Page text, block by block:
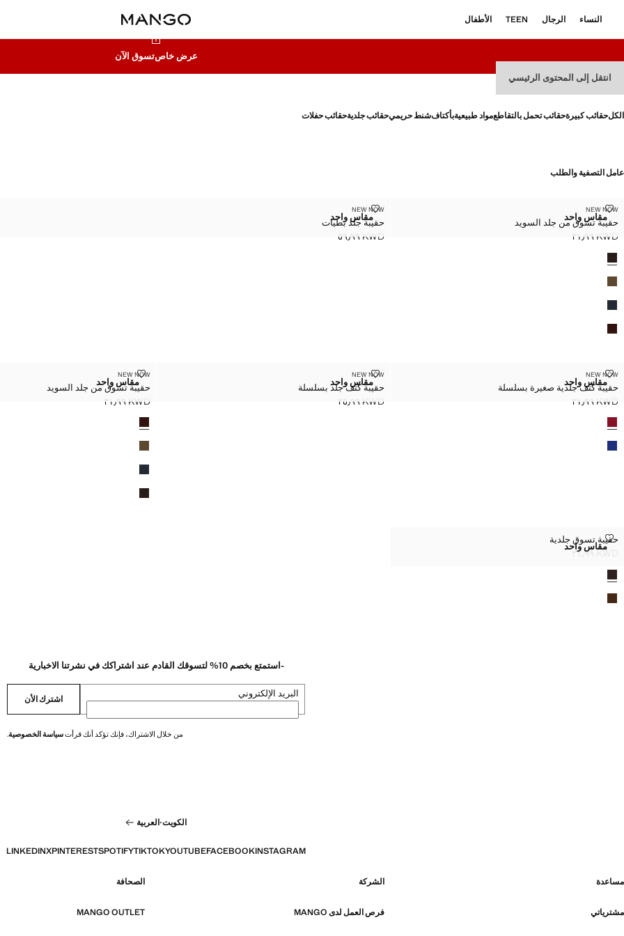
انتقل إلى المحتوى الرئيسي
النساء الرجال TEEN الأطفال
عرض خاصتسوق الآن
الكلحقائب كبيرةحقائب تحمل بالتقاطعمواد طبيعيةبأكتافشنط حريميحقائب جلديةحقائب حفلات
عامل التصفية والطلب
المقاسات
مقاس واحدحقيبة تسوق من جلد السويد
NEW NOW
حقيبة تسوق من جلد السويد
حقيبة تسوق من جلد السويد
السعر الحالي [KWD ٣١٫٩٩ ]
KWD ٣١٫٩٩
الألوان
المقاسات
مقاس واحدحقيبة جلد بطيات
NEW NOW
حقيبة جلد بطيات
حقيبة جلد بطيات
السعر الحالي [KWD ٥٩٫٩٩ ]
KWD ٥٩٫٩٩
المقاسات
مقاس واحدحقيبة كتف جلدية صغيرة بسلسلة
NEW NOW
حقيبة كتف جلدية صغيرة بسلسلة
حقيبة كتف جلدية صغيرة بسلسلة
السعر الحالي [KWD ٣١٫٩٩ ]
KWD ٣١٫٩٩
الألوان
المقاسات
مقاس واحدحقيبة كتف جلد بسلسلة
NEW NOW
حقيبة كتف جلد بسلسلة
حقيبة كتف جلد بسلسلة
السعر الحالي [KWD ٣٥٫٩٩ ]
KWD ٣٥٫٩٩
المقاسات
مقاس واحدحقيبة تسوق من جلد السويد
NEW NOW
حقيبة تسوق من جلد السويد
حقيبة تسوق من جلد السويد
السعر الحالي [KWD ٣١٫٩٩ ]
KWD ٣١٫٩٩
الألوان
المقاسات
مقاس واحدحقيبة تسوق جلدية
حقيبة تسوق جلدية
حقيبة تسوق جلدية
السعر الحالي [KWD ٣١٫٩٩ ]
KWD ٣١٫٩٩
الألوان
-استمتع بخصم 10% لتسوقك القادم عند اشتراكك في نشرتنا الاخبارية
البريد الإلكتروني اشترك الأن
من خلال الاشتراك، فإنك تؤكد أنك قرأتسياسة الخصوصية.
الكويت·العربية
INSTAGRAM
FACEBOOK
YOUTUBE
TIKTOK
SPOTIFY
PINTEREST
X
LINKEDIN
مساعدة الشركة الصحافة
مشترياتي فرص العمل لدى MANGO MANGO OUTLET